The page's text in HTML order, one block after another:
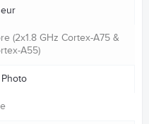
(2x1.8 GHz Cortex-A75 &
A55)